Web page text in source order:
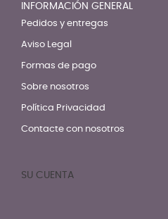
INFORMACIÓN GENERAL
Pedidos y entregas
Aviso Legal
Formas de pago
Sobre nosotros
Política Privacidad
Contacte con nosotros
SU CUENTA